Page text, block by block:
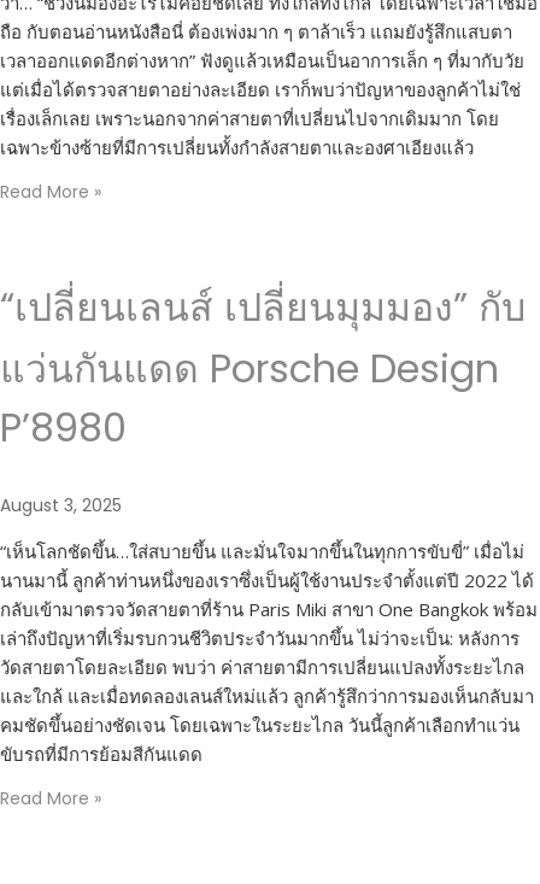
ถือ กับตอนอ่านหนังสือนี่ ต้องเพ่งมาก ๆ ตาล้าเร็ว แถมยังรู้สึกแสบตา
เวลาออกแดดอีกต่างหาก” ฟังดูแล้วเหมือนเป็นอาการเล็ก ๆ ที่มากับวัย
แต่เมื่อได้ตรวจสายตาอย่างละเอียด เราก็พบว่าปัญหาของลูกค้าไม่ใช่
เรื่องเล็กเลย เพราะนอกจากค่าสายตาที่เปลี่ยนไปจากเดิมมาก โดย
เฉพาะข้างซ้ายที่มีการเปลี่ยนทั้งกำลังสายตาและองศาเอียงแล้ว
Read More »
“เปลี่ยนเลนส์ เปลี่ยนมุมมอง” กับ
แว่นกันแดด Porsche Design
P’8980
August 3, 2025
“เห็นโลกชัดขึ้น…ใส่สบายขึ้น และมั่นใจมากขึ้นในทุกการขับขี่” เมื่อไม่
นานมานี้ ลูกค้าท่านหนึ่งของเราซึ่งเป็นผู้ใช้งานประจำตั้งแต่ปี 2022 ได้
กลับเข้ามาตรวจวัดสายตาที่ร้าน Paris Miki สาขา One Bangkok พร้อม
เล่าถึงปัญหาที่เริ่มรบกวนชีวิตประจำวันมากขึ้น ไม่ว่าจะเป็น: หลังการ
วัดสายตาโดยละเอียด พบว่า ค่าสายตามีการเปลี่ยนแปลงทั้งระยะไกล
และใกล้ และเมื่อทดลองเลนส์ใหม่แล้ว ลูกค้ารู้สึกว่าการมองเห็นกลับมา
คมชัดขึ้นอย่างชัดเจน โดยเฉพาะในระยะไกล วันนี้ลูกค้าเลือกทำแว่น
ขับรถที่มีการย้อมสีกันแดด
Read More »